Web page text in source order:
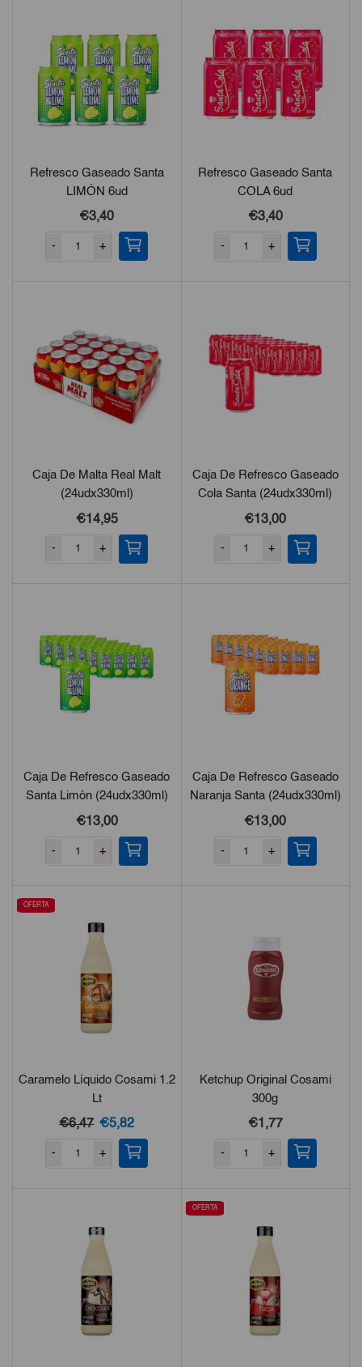
Refresco Gaseado Santa
LIMÓN 6ud
€3,40
- +
Refresco Gaseado Santa
COLA 6ud
€3,40
- +
Caja De Malta Real Malt
(24udx330ml)
€14,95
- +
Caja De Refresco Gaseado
Cola Santa (24udx330ml)
€13,00
- +
Caja De Refresco Gaseado
Santa Limón (24udx330ml)
€13,00
- +
Caja De Refresco Gaseado
Naranja Santa (24udx330ml)
€13,00
- +
OFERTA
Caramelo Líquido Cosami 1.2
Lt
€6,47 El
precio
original
€5,82El
precio
actual
- +
Ketchup Original Cosami
300g
€1,77
- +
OFERTA